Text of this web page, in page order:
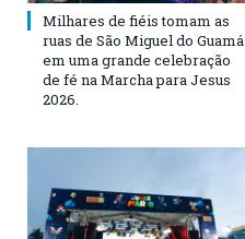
Milhares de fiéis tomam as
ruas de São Miguel do Guamá
em uma grande celebração
de fé na Marcha para Jesus
2026.